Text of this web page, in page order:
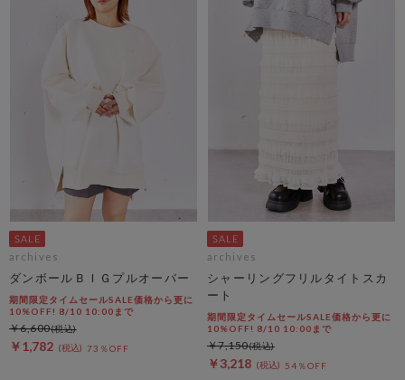
archives
ダンボールＢＩＧプルオーバー
期間限定タイムセールSALE価格から更に
10%OFF! 8/10 10:00まで
￥1,782 73％OFF
￥6,600
archives
シャーリングフリルタイトスカ
ート
期間限定タイムセールSALE価格から更に
10%OFF! 8/10 10:00まで
￥3,218 54％OFF
￥7,150